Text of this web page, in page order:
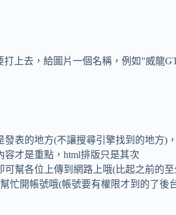
上去，給圖片一個名稱，例如”威龍
表的地方(不讓搜尋引擎找到的地方)
才是重點，html排版只是其次
幫各位上傳到網路上哦(比起之前的
忙開帳號哦(帳號要有權限才到的了